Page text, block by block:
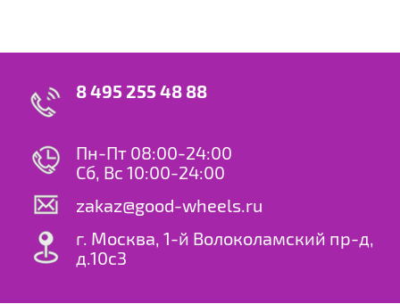
8 495 255 48 88
Пн-Пт 08:00-24:00
Сб, Вс 10:00-24:00
zakaz@good-wheels.ru
г. Москва, 1-й Волоколамский пр-д,
д.10с3